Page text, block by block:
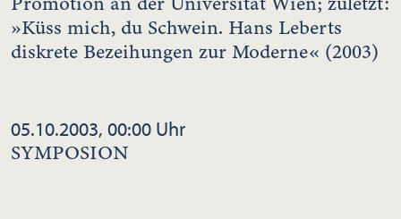
»Küss mich, du Schwein. Hans Leberts
diskrete Bezeihungen zur Moderne« (2003)
05.10.2003, 00:00 Uhr
SYMPOSION